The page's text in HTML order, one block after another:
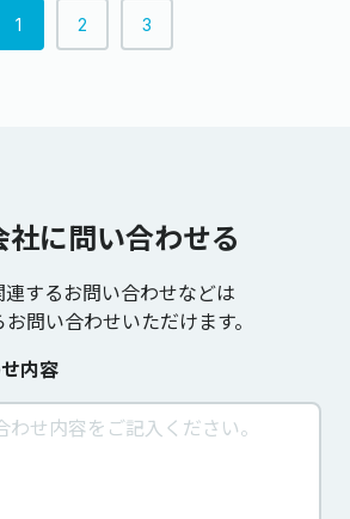
1 2 3
社に問い合わせる
連するお問い合わせなどは
問い合わせいただけます。
内容